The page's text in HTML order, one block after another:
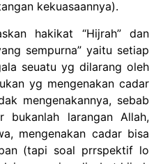
kekuasaannya).
hakikat “Hijrah” dan
sempurna” yaitu setiap
seuatu yg dilarang oleh
yg mengenakan cadar
mengenakannya, sebab
bukanlah larangan Allah,
mengenakan cadar bisa
(tapi soal prrspektif lo